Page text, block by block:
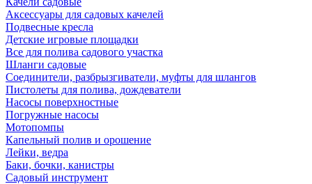
Аксессуары для садовых качелей
Подвесные кресла
Детские игровые площадки
Все для полива садового участка
Шланги садовые
Соединители, разбрызгиватели, муфты для шлангов
Пистолеты для полива, дождеватели
Насосы поверхностные
Погружные насосы
Мотопомпы
Капельный полив и орошение
Лейки, ведра
Баки, бочки, канистры
Садовый инструмент